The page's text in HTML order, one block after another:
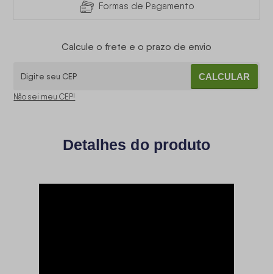
Formas de Pagamento
Calcule o frete e o prazo de envio
CALCULAR
Não sei meu CEP!
Detalhes do produto